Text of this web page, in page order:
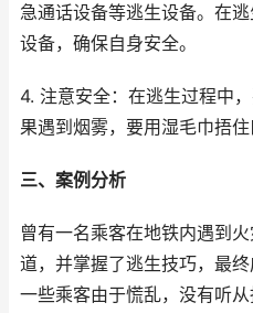
急通话设备等逃生设备。在
设备，确保自身安全。
4. 注意安全：在逃生过程中
果遇到烟雾，要用湿毛巾捂住
三、案例分析
曾有一名乘客在地铁内遇到
道，并掌握了逃生技巧，最
一些乘客由于慌乱，没有听